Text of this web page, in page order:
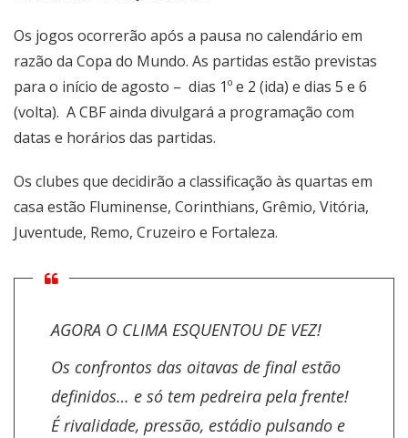
Os jogos ocorrerão após a pausa no calendário em
razão da Copa do Mundo. As partidas estão previstas
para o início de agosto – dias 1º e 2 (ida) e dias 5 e 6
(volta). A CBF ainda divulgará a programação com
datas e horários das partidas.
Os clubes que decidirão a classificação às quartas em
casa estão Fluminense, Corinthians, Grêmio, Vitória,
Juventude, Remo, Cruzeiro e Fortaleza.
AGORA O CLIMA ESQUENTOU DE VEZ!
Os confrontos das oitavas de final estão
definidos… e só tem pedreira pela frente!
É rivalidade, pressão, estádio pulsando e